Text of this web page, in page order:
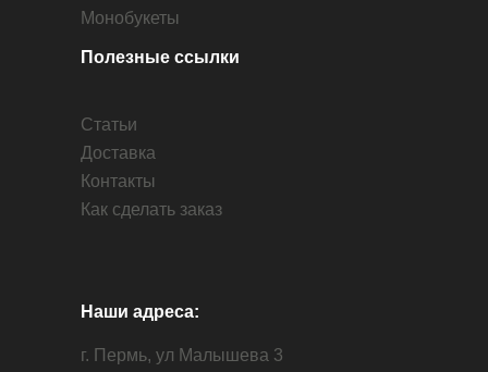
г. Пермь, ул Малышева 3
Монобукеты
Наши адреса:
Статьи
Доставка
Контакты
Как сделать заказ
Полезные ссылки